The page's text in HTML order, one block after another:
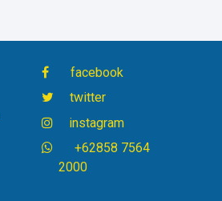
facebook
twitter
instagram
+62858 7564
2000